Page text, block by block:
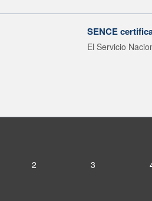
SENCE
El Servicio
2 3